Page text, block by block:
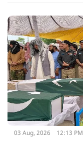
03 Aug, 2026 12:13 PM